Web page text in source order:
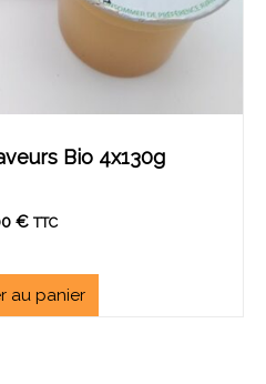
Bio 4x130g
€ TTC
au panier